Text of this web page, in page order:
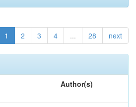
1 2 3 4 ... 28 next
Author(s)